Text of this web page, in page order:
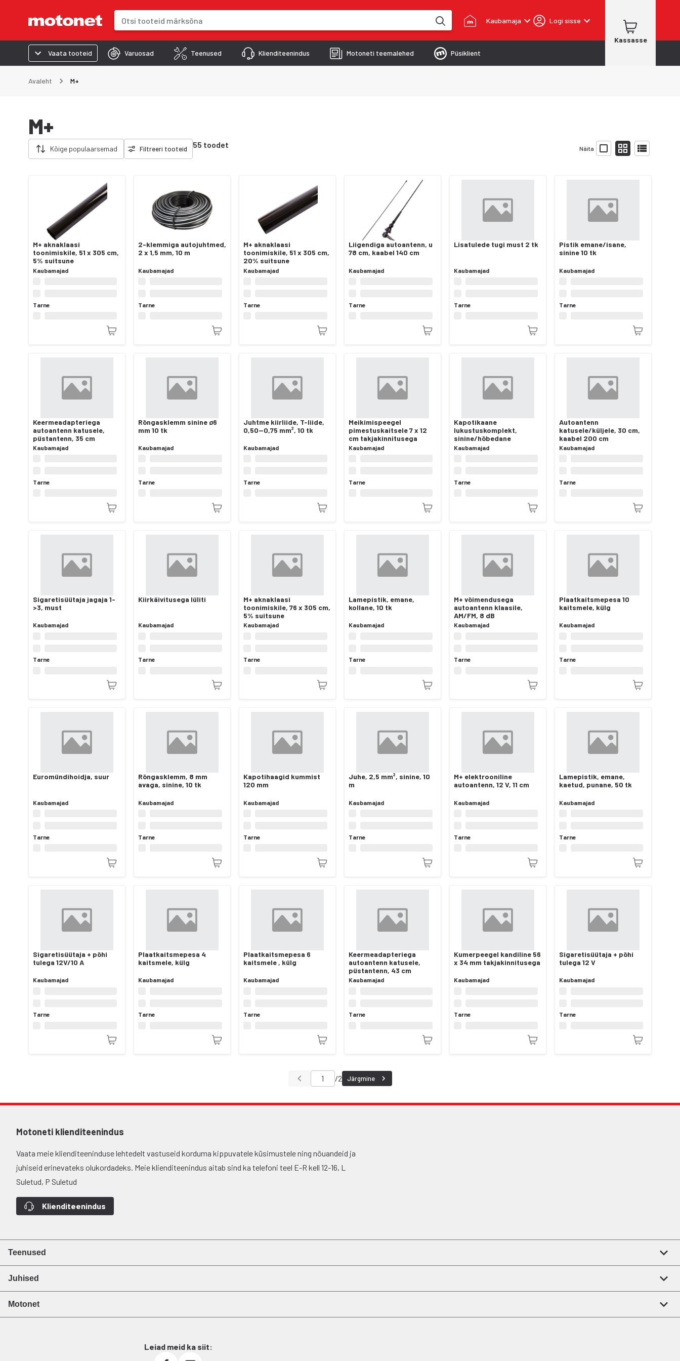
Kaubamaja Logi sisse
Kassasse
Vaata tooteid
Varuosad Teenused Klienditeenindus Motoneti teemalehed Püsiklient
Avaleht M+
M+
Kõige populaarsemad Filtreeri tooteid 55 toodet Näita
Eemalda filtrid
M+ aknaklaasi
toonimiskile, 51 x 305 cm,
5% suitsune
Kaubamajad
Tarne
2-klemmiga autojuhtmed,
2 x 1,5 mm, 10 m
Kaubamajad
Tarne
M+ aknaklaasi
toonimiskile, 51 x 305 cm,
20% suitsune
Kaubamajad
Tarne
Liigendiga autoantenn, u
78 cm, kaabel 140 cm
Kaubamajad
Tarne
Lisatulede tugi must 2 tk
Kaubamajad
Tarne
Pistik emane/isane,
sinine 10 tk
Kaubamajad
Tarne
Keermeadapteriega
autoantenn katusele,
püstantenn, 35 cm
Kaubamajad
Tarne
Rõngasklemm sinine ø6
mm 10 tk
Kaubamajad
Tarne
Juhtme kiirliide, T-liide,
0,50—0,75 mm², 10 tk
Kaubamajad
Tarne
Meikimispeegel
pimestuskaitsele 7 x 12
cm takjakinnitusega
Kaubamajad
Tarne
Kapotikaane
lukustuskomplekt,
sinine/hõbedane
Kaubamajad
Tarne
Autoantenn
katusele/küljele, 30 cm,
kaabel 200 cm
Kaubamajad
Tarne
Sigaretisüütaja jagaja 1-
>3, must
Kaubamajad
Tarne
Kiirkäivitusega lüliti
Kaubamajad
Tarne
M+ aknaklaasi
toonimiskile, 76 x 305 cm,
5% suitsune
Kaubamajad
Tarne
Lamepistik, emane,
kollane, 10 tk
Kaubamajad
Tarne
M+ võimendusega
autoantenn klaasile,
AM/FM, 8 dB
Kaubamajad
Tarne
Plaatkaitsmepesa 10
kaitsmele, külg
Kaubamajad
Tarne
Euromündihoidja, suur
Kaubamajad
Tarne
Rõngasklemm, 8 mm
avaga, sinine, 10 tk
Kaubamajad
Tarne
Kapotihaagid kummist
120 mm
Kaubamajad
Tarne
Juhe, 2,5 mm², sinine, 10
m
Kaubamajad
Tarne
M+ elektrooniline
autoantenn, 12 V, 11 cm
Kaubamajad
Tarne
Lamepistik, emane,
kaetud, punane, 50 tk
Kaubamajad
Tarne
Sigaretisüütaja + põhi
tulega 12V/10 A
Kaubamajad
Tarne
Plaatkaitsmepesa 4
kaitsmele, külg
Kaubamajad
Tarne
Plaatkaitsmepesa 6
kaitsmele , külg
Kaubamajad
Tarne
Keermeadapteriega
autoantenn katusele,
püstantenn, 43 cm
Kaubamajad
Tarne
Kumerpeegel kandiline 56
x 34 mm takjakinnitusega
Kaubamajad
Tarne
Sigaretisüütaja + põhi
tulega 12 V
Kaubamajad
Tarne
/2 Järgmine
Motoneti klienditeenindus
Vaata meie klienditeeninduse lehtedelt vastuseid korduma kippuvatele küsimustele ning nõuandeid ja
juhiseid erinevateks olukordadeks. Meie klienditeenindus aitab sind ka telefoni teel E-R kell 12-16, L
Suletud, P Suletud
Klienditeenindus
Teenused
Juhised
Motonet
Leiad meid ka siit: